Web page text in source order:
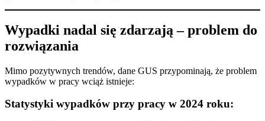
Wypadki nadal się zdarzają – problem do
rozwiązania
Mimo pozytywnych trendów, dane GUS przypominają, że problem
wypadków w pracy wciąż istnieje:
Statystyki wypadków przy pracy w 2024 roku: